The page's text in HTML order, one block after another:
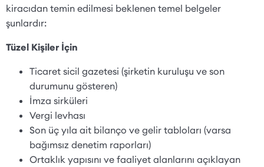
kiracıdan temin edilmesi beklenen temel belgeler
şunlardır:
Tüzel Kişiler İçin
Ticaret sicil gazetesi (şirketin kuruluşu ve son
durumunu gösteren)
İmza sirküleri
Vergi levhası
Son üç yıla ait bilanço ve gelir tabloları (varsa
bağımsız denetim raporları)
Ortaklık yapısını ve faaliyet alanlarını açıklayan